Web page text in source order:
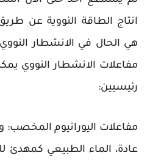
انتاج الطاقة النووية عن
هي الحال في الانشطار
مفاعلات الانشطار النووي
رئيسيين:
مفاعلات اليورانيوم
عادة، الماء الطبيعي كمهدئ